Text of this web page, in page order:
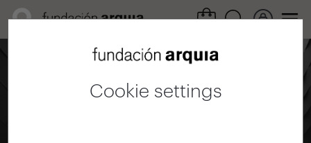
Cookie settings
Programme